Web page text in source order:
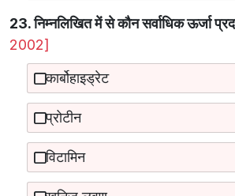
23. निम्नलिखित में से कौन सर्वाधिक ऊर्जा
2002]
कार्बोहाइड्रेट
प्रोटीन
विटामिन